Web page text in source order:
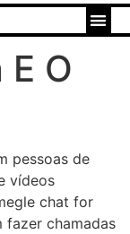
O
pessoas de
vídeos
chat for
fazer chamadas